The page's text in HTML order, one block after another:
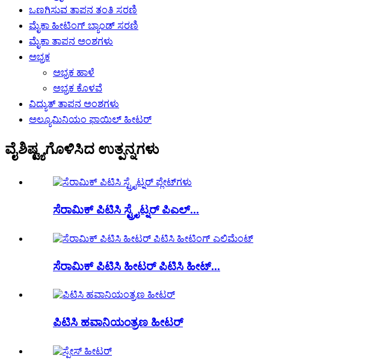
ಒಣಗಿಸುವ ತಾಪನ ತಂತಿ ಸರಣಿ
ಮೈಕಾ ಹೀಟಿಂಗ್ ಬ್ಯಾಂಡ್ ಸರಣಿ
ಮೈಕಾ ತಾಪನ ಅಂಶಗಳು
ಅಭ್ರಕ
ಅಭ್ರಕ ಹಾಳೆ
ಅಭ್ರಕ ಕೊಳವೆ
ವಿದ್ಯುತ್ ತಾಪನ ಅಂಶಗಳು
ಅಲ್ಯೂಮಿನಿಯಂ ಫಾಯಿಲ್ ಹೀಟರ್
ವೈಶಿಷ್ಟ್ಯಗೊಳಿಸಿದ ಉತ್ಪನ್ನಗಳು
ಸೆರಾಮಿಕ್ ಪಿಟಿಸಿ ಸ್ಟ್ರೈಟ್ನರ್ ಪಿಎಲ್...
ಸೆರಾಮಿಕ್ ಪಿಟಿಸಿ ಹೀಟರ್ ಪಿಟಿಸಿ ಹೀಟ್...
ಪಿಟಿಸಿ ಹವಾನಿಯಂತ್ರಣ ಹೀಟರ್